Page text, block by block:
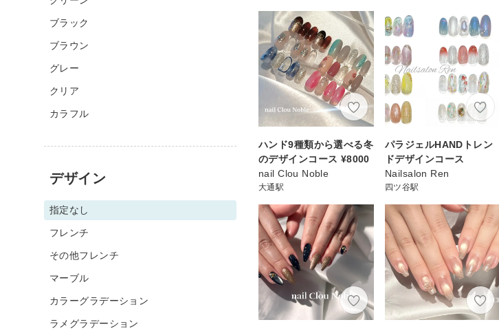
ハンド9種類から選べる冬
のデザインコース ¥8000
nail Clou Noble
大通駅
パラジェルHANDトレン
ドデザインコース
Nailsalon Ren
四ツ谷駅
ブラック
ブラウン
グレー
クリア
カラフル
デザイン
指定なし
フレンチ
その他フレンチ
マーブル
カラーグラデーション
ラメグラデーション